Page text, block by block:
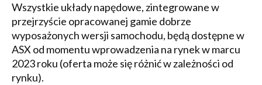
Wszystkie układy napędowe, zintegrowane w
przejrzyście opracowanej gamie dobrze
wyposażonych wersji samochodu, będą dostępne w
ASX od momentu wprowadzenia na rynek w marcu
2023 roku (oferta może się różnić w zależności od
rynku).